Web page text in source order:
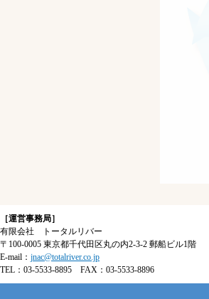
［運営事務局］
有限会社 トータルリバー
〒100-0005 東京都千代田区丸の内2-3-2 郵船ビル1階
E-mail： jnac@totalriver.co.jp
TEL：03-5533-8895 FAX：03-5533-8896